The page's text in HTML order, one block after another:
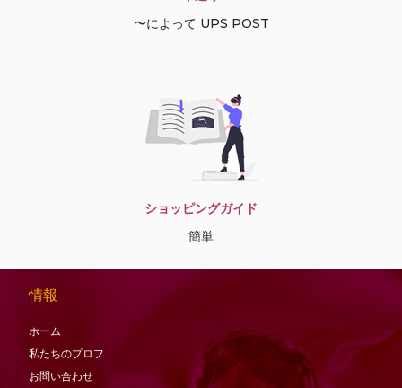
〜によって UPS POST
ショッピングガイド
簡単
情報
ホーム
私たちのプロフ
お問い合わせ